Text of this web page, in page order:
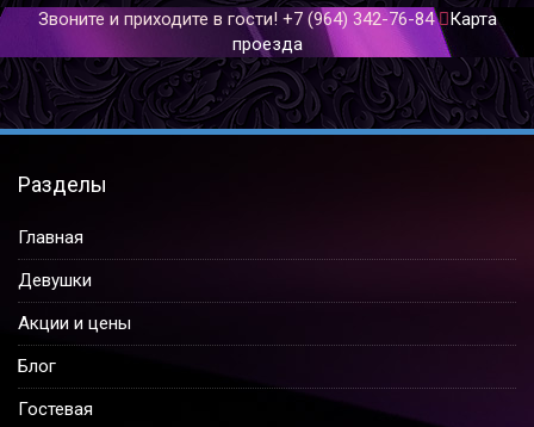
Звоните и приходите в гости! +7 (964) 342-76-84
Карта
проезда
Разделы
Главная
Девушки
Акции и цены
Блог
Гостевая